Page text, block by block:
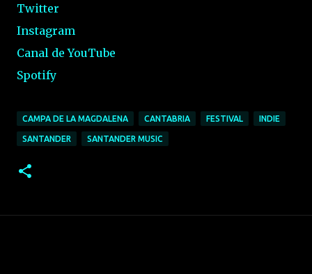
Twitter
Instagram
Canal de YouTube
Spotify
CAMPA DE LA MAGDALENA CANTABRIA FESTIVAL INDIE
SANTANDER SANTANDER MUSIC